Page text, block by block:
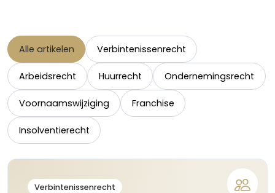
Alle artikelen Verbintenissenrecht
Arbeidsrecht Huurrecht Ondernemingsrecht
Voornaamswijziging Franchise
Insolventierecht
Verbintenissenrecht